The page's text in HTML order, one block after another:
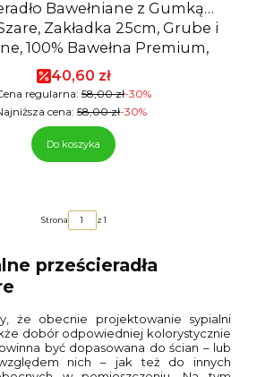
Bawełniane z Gumką
Zakładka 25cm, Grube i
100% Bawełna Premium,
Jasnoszare
Cena promocyjna
40,60 zł
regularna: 58,00 zł-30%
cena: 58,00 zł-30%
Do koszyka
Strona z 1
prześcieradła
że obecnie projektowanie sypialni
dobór odpowiedniej kolorystycznie
być dopasowana do ścian – lub
nich – jak też do innych